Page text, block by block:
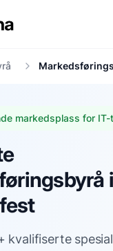
markedsplass for
i
kvalifiserte